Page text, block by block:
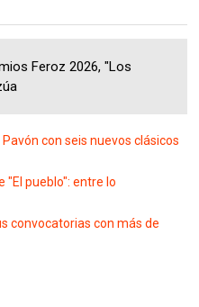
Feroz 2026, "Los
con seis nuevos clásicos
"El pueblo": entre lo
convocatorias con más de